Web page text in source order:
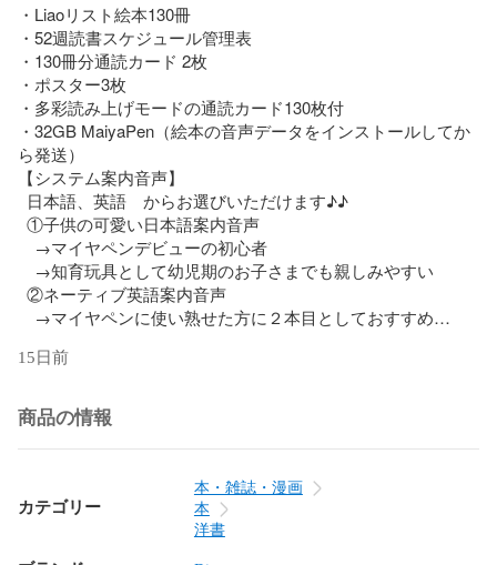
・Liaoリスト絵本130冊
・52週読書スケジュール管理表
・130冊分通読カード 2枚
・ポスター3枚
・多彩読み上げモードの通読カード130枚付
・32GB MaiyaPen（絵本の音声データをインストールしてか
ら発送）
【システム案内音声】
  日本語、英語　からお選びいただけます♪♪
  ①子供の可愛い日本語案内音声
→マイヤペンデビューの初心者
→知育玩具として幼児期のお子さまでも親しみやすい
  ②ネーティブ英語案内音声
→マイヤペンに使い熟せた方に２本目としておすすめ
【色】
【標準付属品】
・MaiyaPen専用USBケーブル
・ロゴ付シリコンカバー
・音声シールブック　1冊
・中国語版取扱説明書
15日前
商品の情報
カテゴリー
本・雑誌・漫画
本
洋書